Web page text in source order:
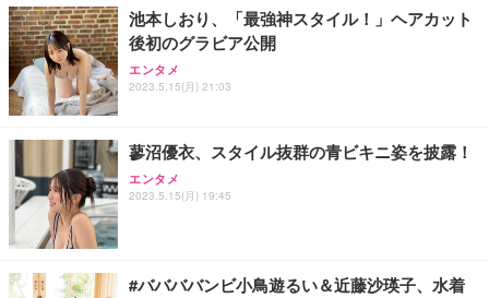
務用 おしゃれ パソコンチェア (ブラック)
Sezlife オフィスチェア デスクチェア 疲れない テレ
ワーク チェア 強化バックレスト 30度ロッキング機
能 人間工学 椅子 腰サポート 90度跳ね上げ式アーム
務用 おしゃれ パソコンチェア (ホワイト)
ANDWINT オフィスチェア デスクチェア 肘なし メ
ッシュ 通気性 ランバーサポート付き 腰サポート ガ
【整備済み品】Dell E2724HS 27インチ 液晶モニタ
ー フルHD（1920×1080）VA 非光沢 HDMI/DisplayP
ort/VGA スピーカー内蔵 高さ調整 スイベル VESA対
【MiniLED/24.5inch/280Hz/FHD】GRAPHT THE S
HOOTER Gaming Monitor 24” Essential ゲーミン
Smart Basic(スマートベーシック) 【Amazon.co.jp
限定】 Smart Basic アイリスオーヤマ ペットシーツ
超厚型 お徳用 ワイド 100枚入 (x 1) (ケース販売)
アイリスオーヤマ ペットシーツ 超厚型 お徳用 レギ
池本しおり、「最強神スタイル！」ヘアカット
後初のグラビア公開
エンタメ
2023.5.15(月) 21:03
蓼沼優衣、スタイル抜群の青ビキニ姿を披露！
エンタメ
2023.5.15(月) 19:45
#ババババンビ小鳥遊るい＆近藤沙瑛子、水着